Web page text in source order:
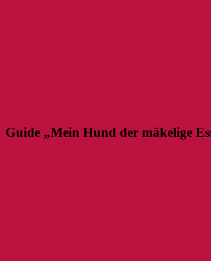
Guide „Mein Hund der mäkelige